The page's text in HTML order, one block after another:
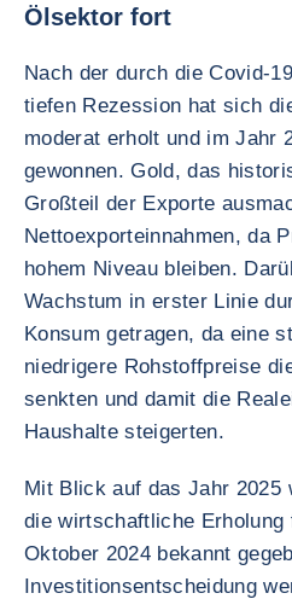
Ölsektor fort
Nach der durch die Covid-
tiefen Rezession hat sich
moderat erholt und im Jahr
gewonnen. Gold, das
Großteil der Exporte
Nettoexporteinnahmen, da
hohem Niveau bleiben.
Wachstum in erster Linie
Konsum getragen, da eine
niedrigere Rohstoffpreise
senkten und damit die
Haushalte steigerten.
Mit Blick auf das Jahr 2025
die wirtschaftliche
Oktober 2024 bekannt
Investitionsentscheidung